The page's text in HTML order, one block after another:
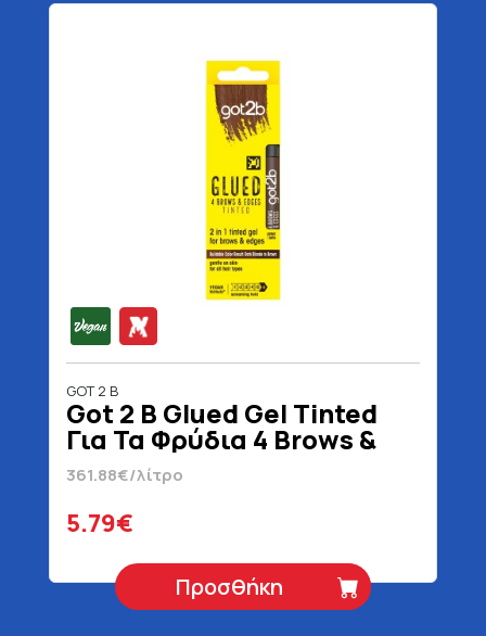
GOT 2 B
Got 2 B Glued Gel Tinted
Για Τα Φρύδια 4 Brows &
Edges Vegan 16 ml
361.88€/λίτρο
5.79€
Προσθήκη